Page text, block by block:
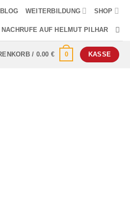
BLOG WEITERBILDUNG SHOP
NACHRUFE AUF HELMUT PILHAR
/ 0.00 € 0 KASSE